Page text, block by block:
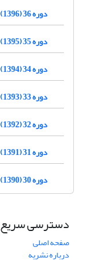
دوره 36 (1396)
دوره 35 (1395)
دوره 34 (1394)
دوره 33 (1393)
دوره 32 (1392)
دوره 31 (1391)
دوره 30 (1390)
دسترسی سریع
صفحه اصلی
درباره نشریه